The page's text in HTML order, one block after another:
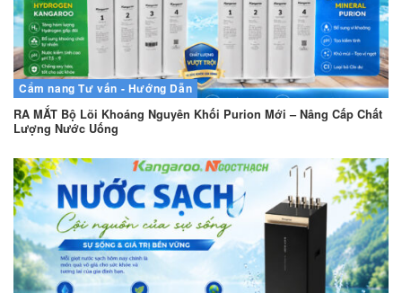
Cẩm nang Tư vấn - Hướng Dẫn
RA MẮT Bộ Lõi Khoáng Nguyên Khối Purion Mới – Nâng Cấp Chất
Lượng Nước Uống